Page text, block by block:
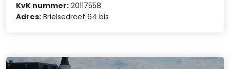
KvK nummer: 20117558
Adres: Brielsedreef 64 bis